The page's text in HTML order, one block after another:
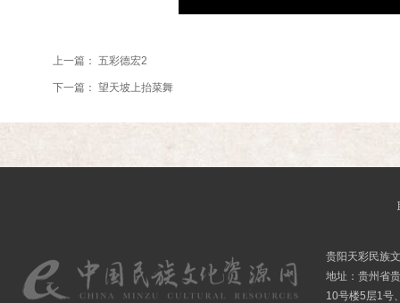
上一篇： 五彩德宏2
下一篇： 望天坡上抬菜舞
贵阳天彩民族
地址：贵州省
10号楼5层1号